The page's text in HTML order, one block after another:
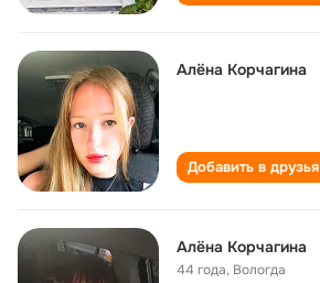
Алёна Корчагина
Добавить в друзья
Алёна Корчагина
44 года, Вологда